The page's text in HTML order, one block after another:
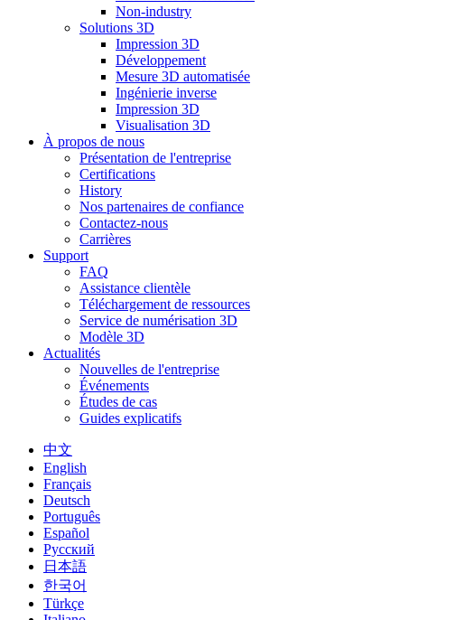
Non-industry
Solutions 3D
Impression 3D
Développement
Mesure 3D automatisée
Ingénierie inverse
Impression 3D
Visualisation 3D
À propos de nous
Présentation de l'entreprise
Certifications
History
Nos partenaires de confiance
Contactez-nous
Carrières
Support
FAQ
Assistance clientèle
Téléchargement de ressources
Service de numérisation 3D
Modèle 3D
Actualités
Nouvelles de l'entreprise
Événements
Études de cas
Guides explicatifs
中文
English
Français
Deutsch
Português
Español
Русский
日本語
한국어
Türkçe